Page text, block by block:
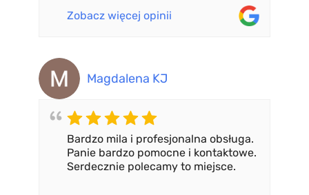
Zobacz więcej opinii
Magdalena KJ
Bardzo mila i profesjonalna obsługa.
Panie bardzo pomocne i kontaktowe.
Serdecznie polecamy to miejsce.